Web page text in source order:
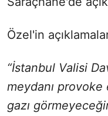
Özel'in
“İstanbul Valisi
meydanı
gazı